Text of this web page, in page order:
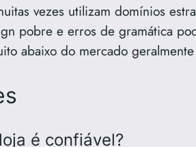
vezes utilizam domínios
pobre e erros de gramática
abaixo do mercado
é confiável?